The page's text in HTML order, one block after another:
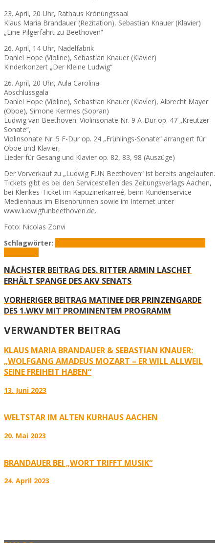
23. April, 20 Uhr, Rathaus Krönungssaal
Klaus Maria Brandauer (Rezitation), Sebastian Knauer (Klavier)
„Eine Pilgerfahrt zu Beethoven”
26. April, 14 Uhr, Nadelfabrik
Daniel Hope (Violine), Sebastian Knauer (Klavier)
Kinderkonzert „Der Kleine Ludwig“
26. April, 20 Uhr, Aula Carolina
Abschlussgala
Daniel Hope (Violine), Sebastian Knauer (Klavier), Albrecht Mayer
(Oboe), Simone Kermes (Sopran)
Ludwig van Beethoven: Violinsonate Nr. 9 A-Dur op. 47 „Kreutzer-
Sonate“,
Violinsonate Nr. 5 F-Dur op. 24 „Frühlings-Sonate“ arrangiert für
Oboe und Klavier,
Lieder für Gesang und Klavier op. 82, 83, 98 (Auszüge)
Der Vorverkauf zu „Ludwig FUN Beethoven“ ist bereits angelaufen.
Tickets gibt es bei den Servicestellen des Zeitungsverlags Aachen,
bei Klenkes-Ticket im Kapuzinerkarreé, beim Kundenservice
Medienhaus im Elisenbrunnen sowie im Internet unter
www.ludwigfunbeethoven.de.
Foto: Nicolas Zonvi
Schlagwörter:
NÄCHSTER BEITRAG DES. RITTER ARMIN LASCHET
ERHÄLT SPANGE DES AKV SENATS
VORHERIGER BEITRAG MATINEE DER PRINZENGARDE
DES 1.WKV MIT PROMINENTEM PROGRAMM
VERWANDTER BEITRAG
KLAUS MARIA BRANDAUER & SEBASTIAN KNAUER:
„WOLFGANG AMADEUS MOZART – ER WILL ALLWEIL
SEINE FREIHEIT HABEN“
13. Juni 2023
WELTSTAR IM ALTEN KURHAUS AACHEN
20. Mai 2023
BRANDAUER BEI „WORT TRIFFT MUSIK“
24. April 2023